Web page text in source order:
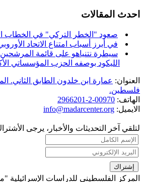
احدث المقالات
صعود "الخطر التركي" في الخطاب
في أبرز أسباب امتناع الاتحاد
سيطرة نتنياهو على قائمة
الليكود بوصفه الحزب المؤسساتي
العنوان: عمارة ابن خلدون الطابق الثاني.
فلسطين.
الهاتف: 00970-2-2966201
الايميل: info@madarcenter.org
لتلقي آخر التحديثات والأخبار، يرجى
المركز الفلسطيني للدراسات الإسرائيلية